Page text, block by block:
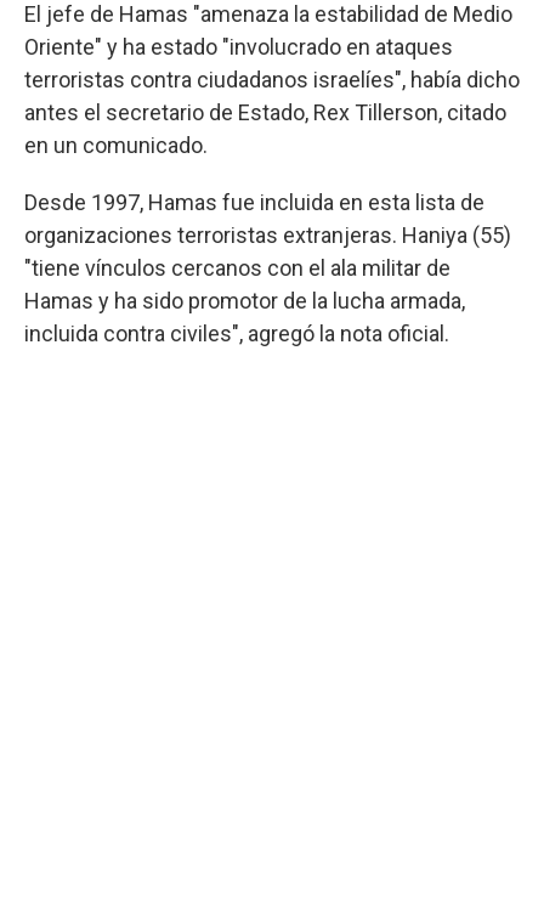
El jefe de Hamas "amenaza la estabilidad de Medio
Oriente" y ha estado "involucrado en ataques
terroristas contra ciudadanos israelíes", había dicho
antes el secretario de Estado, Rex Tillerson, citado
en un comunicado.
Desde 1997, Hamas fue incluida en esta lista de
organizaciones terroristas extranjeras. Haniya (55)
"tiene vínculos cercanos con el ala militar de
Hamas y ha sido promotor de la lucha armada,
incluida contra civiles", agregó la nota oficial.